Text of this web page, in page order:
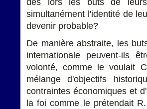
dès lors les buts de leurs
simultanément l'identité de
devenir probable?
De manière abstraite, les
internationale peuvent-ils
volonté, comme le voulait
mélange d'objectifs
contraintes économiques et
la foi comme le prétendait